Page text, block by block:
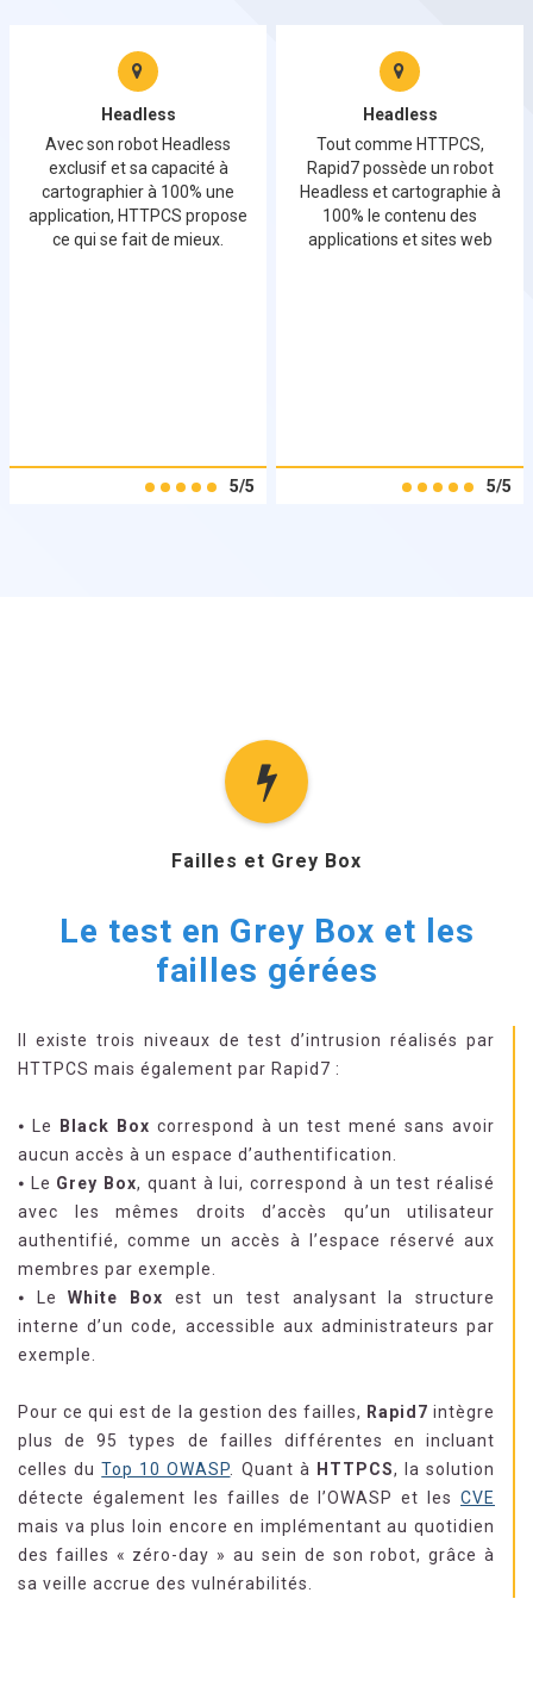
Headless
Avec son robot Headless
exclusif et sa capacité à
cartographier à 100% une
application, HTTPCS propose
ce qui se fait de mieux.
5/5
Headless
Tout comme HTTPCS,
Rapid7 possède un robot
Headless et cartographie à
100% le contenu des
applications et sites web
5/5
Failles et Grey Box
Le test en Grey Box et les
failles gérées
Il existe trois niveaux de test d’intrusion réalisés par
HTTPCS mais également par Rapid7 :
⦁ Le Black Box correspond à un test mené sans avoir
aucun accès à un espace d’authentification.
⦁ Le Grey Box, quant à lui, correspond à un test réalisé
avec les mêmes droits d’accès qu’un utilisateur
authentifié, comme un accès à l’espace réservé aux
membres par exemple.
⦁ LeWhite Box est un test analysant la structure
interne d’un code, accessible aux administrateurs par
exemple.
Pour ce qui est de la gestion des failles, Rapid7 intègre
plus de 95 types de failles différentes en incluant
celles duTop 10 OWASP . Quant à HTTPCS, la solution
détecte également les failles de l’OWASP et les CVE
mais va plus loin encore en implémentant au quotidien
des failles « zéro-day » au sein de son robot, grâce à
sa veille accrue des vulnérabilités.